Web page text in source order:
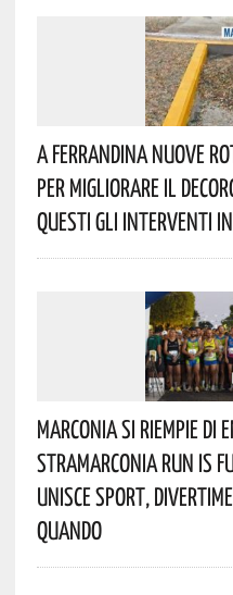
A Ferrandina Nuove
Per Migliorare Il
Questi Gli Interventi
Marconia Si Riempie Di
StraMarconia Run Is
Unisce Sport,
Quando